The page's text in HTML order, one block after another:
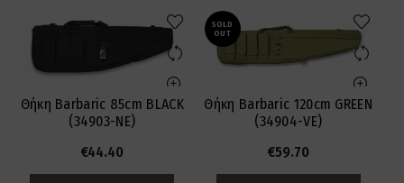
Θήκη Barbaric 85cm BLACK
(34903-NE)
€44.40
SOLD
OUT
Θήκη Barbaric 120cm GREEN
(34904-VE)
€59.70